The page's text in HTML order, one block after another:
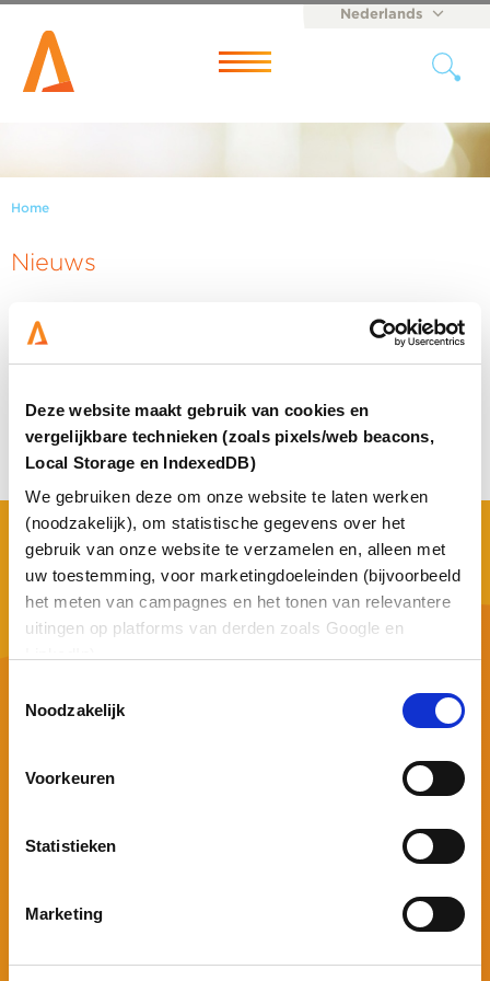
Deze website maakt gebruik van cookies en
vergelijkbare technieken (zoals pixels/web beacons,
Local Storage en IndexedDB)
We gebruiken deze om onze website te laten werken
(noodzakelijk), om statistische gegevens over het
gebruik van onze website te verzamelen en, alleen met
uw toestemming, voor marketingdoeleinden (bijvoorbeeld
het meten van campagnes en het tonen van relevantere
uitingen op platforms van derden zoals Google en
Noodzakelijk
Voorkeuren
Statistieken
Marketing
Nederlands
Menu
Home
Nieuws
2402 NR Alphen aan den Rijn Nederland
frontoffice@asterict.nl